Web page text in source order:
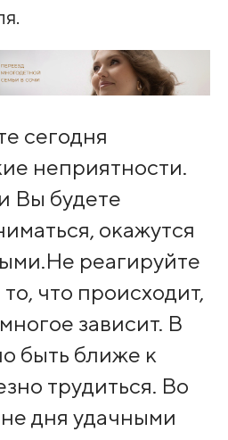
сегодня
неприятности.
Вы будете
окажутся
реагируйте
что происходит,
зависит. В
быть ближе к
трудиться. Во
дня удачными